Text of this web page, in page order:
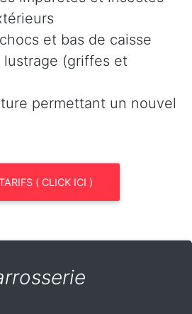
et bas de caisse
lustrage (griffes et
permettant un nouvel
( CLICK ICI )